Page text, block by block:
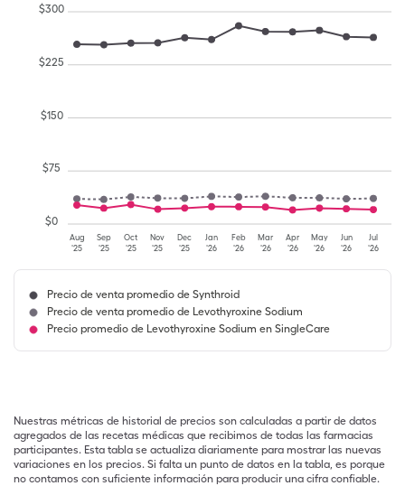
Aug
'25
Sep
'25
Oct
'25
Nov
'25
Dec
'25
Jan
'26
Feb
'26
Mar
'26
Apr
'26
May
'26
Jun
'26
Jul
'26
$0
$75
$150
$225
$300
Precio de venta promedio de Synthroid
Precio de venta promedio de Levothyroxine Sodium
Precio promedio de Levothyroxine Sodium en SingleCare
Nuestras métricas de historial de precios son calculadas a partir de datos
agregados de las recetas médicas que recibimos de todas las farmacias
participantes. Esta tabla se actualiza diariamente para mostrar las nuevas
variaciones en los precios. Si falta un punto de datos en la tabla, es porque
no contamos con suficiente información para producir una cifra confiable.